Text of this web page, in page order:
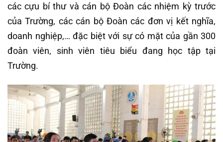
các cựu bí thư và cán bộ Đoàn các nhiệm kỳ trước
của Trường, các cán bộ Đoàn các đơn vị kết nghĩa,
doanh nghiệp,… đặc biệt với sự có mặt của gần 300
đoàn viên, sinh viên tiêu biểu đang học tập tại
Trường.